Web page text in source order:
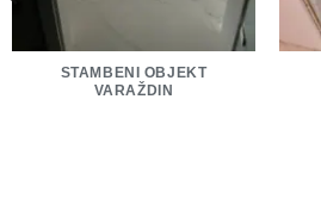
STAMBENI OBJEKT
VARAŽDIN